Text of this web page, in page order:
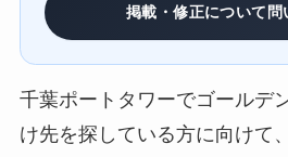
掲載・修正について問
千葉ポートタワーでゴールデ
け先を探している方に向けて